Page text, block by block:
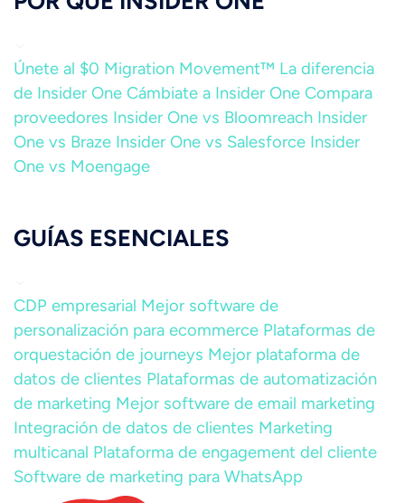
Únete al $0 Migration Movement™ La diferencia
de Insider One Cámbiate a Insider One Compara
proveedores Insider One vs Bloomreach Insider
One vs Braze Insider One vs Salesforce Insider
One vs Moengage
GUÍAS ESENCIALES
CDP empresarial Mejor software de
personalización para ecommerce Plataformas de
orquestación de journeys Mejor plataforma de
datos de clientes Plataformas de automatización
de marketing Mejor software de email marketing
Integración de datos de clientes Marketing
multicanal Plataforma de engagement del cliente
Software de marketing para WhatsApp